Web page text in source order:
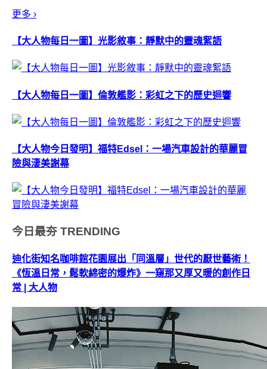
更多 ›
【大人物每日一圖】光影敘事：靜默中的靈魂絮語
【大人物每日一圖】倫敦艦影：彩虹之下的歷史迴響
【大人物今日發明】福特Edsel：一場汽車設計的華麗冒
險與淒美謝幕
今日最夯 TRENDING
迪化街知名咖啡館花園展出「同溫層」世代的厭世藝術！
《恆溫日常，鬆軟綿密的爆炸》一窺那又厚又暖的創作日
常 | 大人物